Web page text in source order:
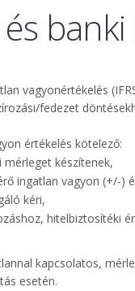
vagyonértékelés
fedezet
értékelés kötelező:
mérleget készítenek,
ingatlan vagyon (+/-)
kéri,
hitelbiztosítéki
kapcsolatos,
esetén.